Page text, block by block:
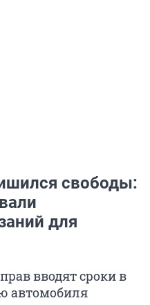
свободы:
для
вводят сроки в
автомобиля